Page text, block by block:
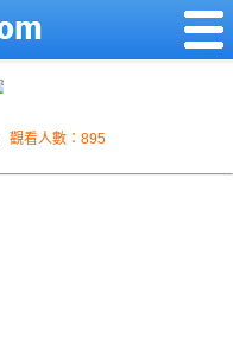
觀看人數：895